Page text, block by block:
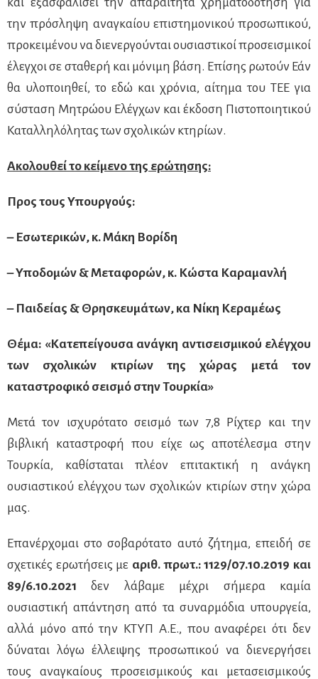
την πρόσληψη αναγκαίου επιστημονικού προσωπικού,
προκειμένου να διενεργούνται ουσιαστικοί προσεισμικοί
έλεγχοι σε σταθερή και μόνιμη βάση. Επίσης ρωτούν Εάν
θα υλοποιηθεί, το εδώ και χρόνια, αίτημα του ΤΕΕ για
σύσταση Μητρώου Ελέγχων και έκδοση Πιστοποιητικού
Καταλληλόλητας των σχολικών κτηρίων.
Ακολουθεί το κείμενο της ερώτησης:
Προς τους Υπουργούς:
– Εσωτερικών, κ. Μάκη Βορίδη
– Υποδομών & Μεταφορών, κ. Κώστα Καραμανλή
– Παιδείας & Θρησκευμάτων, κα Νίκη Κεραμέως
Θέμα: «Κατεπείγουσα ανάγκη αντισεισμικού ελέγχου
των σχολικών κτιρίων της χώρας μετά τον
καταστροφικό σεισμό στην Τουρκία»
Μετά τον ισχυρότατο σεισμό των 7,8 Ρίχτερ και την
βιβλική καταστροφή που είχε ως αποτέλεσμα στην
Τουρκία, καθίσταται πλέον επιτακτική η ανάγκη
ουσιαστικού ελέγχου των σχολικών κτιρίων στην χώρα
μας.
Επανέρχομαι στο σοβαρότατο αυτό ζήτημα, επειδή σε
σχετικές ερωτήσεις με αριθ. πρωτ.: 1129/07.10.2019 και
89/6.10.2021 δεν λάβαμε μέχρι σήμερα καμία
ουσιαστική απάντηση από τα συναρμόδια υπουργεία,
αλλά μόνο από την ΚΤΥΠ Α.Ε., που αναφέρει ότι δεν
δύναται λόγω έλλειψης προσωπικού να διενεργήσει
τους αναγκαίους προσεισμικούς και μετασεισμικούς